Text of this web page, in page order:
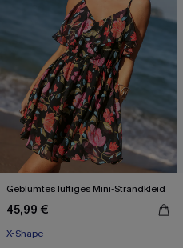
Geblümtes luftiges Mini-Strandkleid
45,99 €
X-Shape